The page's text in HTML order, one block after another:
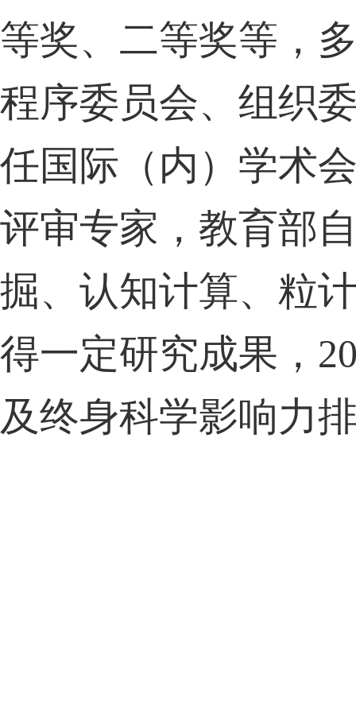
等奖、二等奖等，
程序委员会、组织
任国际（内）学术
评审专家，教育部
掘、认知计算、粒
得一定研究成果，
及终身科学影响力